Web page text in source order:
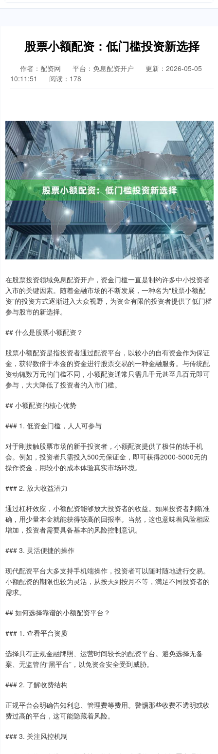
股票小额配资：低门槛投资新选择
作者：配资网 平台：免息配资开户
更新：2026-05-05
10:11:51
阅读：178
在股票投资领域免息配资开户，资金门槛一直是制约许多中小投资者
入市的关键因素。随着金融市场的不断发展，一种名为“股票小额配
资”的投资方式逐渐进入大众视野，为资金有限的投资者提供了低门槛
参与股市的新选择。
## 什么是股票小额配资？
股票小额配资是指投资者通过配资平台，以较小的自有资金作为保证
金，获得数倍于本金的资金进行股票交易的一种金融服务。与传统配
资动辄数万元的门槛不同，小额配资通常只需几千元甚至几百元即可
参与，大大降低了投资者的入市门槛。
## 小额配资的核心优势
### 1. 低资金门槛，人人可参与
对于刚接触股票市场的新手投资者，小额配资提供了极佳的练手机
会。例如，投资者只需投入500元保证金，即可获得2000-5000元的
操作资金，用较小的成本体验真实市场环境。
### 2. 放大收益潜力
通过杠杆效应，小额配资能够放大投资者的收益。如果投资者判断准
确，用少量本金就能获得较高的回报率。当然，这也意味着风险相应
增加，投资者需要具备基本的风险控制意识。
### 3. 灵活便捷的操作
现代配资平台大多支持手机端操作，投资者可以随时随地进行交易。
小额配资的期限也较为灵活，从按天到按月不等，满足不同投资者的
需求。
## 如何选择靠谱的小额配资平台？
### 1. 查看平台资质
选择具有正规金融牌照、运营时间较长的配资平台。避免选择无备
案、无监管的“黑平台”，以免资金安全受到威胁。
### 2. 了解收费结构
正规平台会明确告知利息、管理费等费用。警惕那些收费不透明或收
费过高的平台，这可能隐藏着风险。
### 3. 关注风控机制